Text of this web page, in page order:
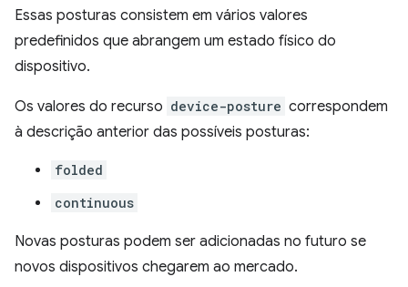
Essas posturas consistem em vários valores
predefinidos que abrangem um estado físico do
dispositivo.
Os valores do recurso device-posture correspondem
à descrição anterior das possíveis posturas:
folded
continuous
Novas posturas podem ser adicionadas no futuro se
novos dispositivos chegarem ao mercado.